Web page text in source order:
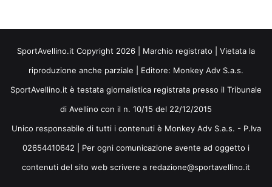
SportAvellino.it Copyright 2026 | Marchio registrato | Vietata la
riproduzione anche parziale | Editore: Monkey Adv S.a.s.
SportAvellino.it è testata giornalistica registrata presso il Tribunale
di Avellino con il n. 10/15 del 22/12/2015
Unico responsabile di tutti i contenuti è Monkey Adv S.a.s. - P.Iva
02654410642 | Per ogni comunicazione avente ad oggetto i
contenuti del sito web scrivere a redazione@sportavellino.it